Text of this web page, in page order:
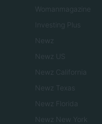
Womanmagazine
Investing Plus
Newz
Newz US
Newz California
Newz Texas
Newz Florida
Newz New York